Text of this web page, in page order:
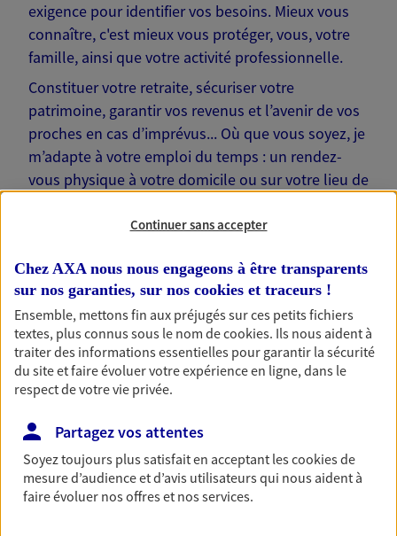
exigence pour identifier vos besoins. Mieux vous
connaître, c'est mieux vous protéger, vous, votre
famille, ainsi que votre activité professionnelle.
Constituer votre retraite, sécuriser votre
patrimoine, garantir vos revenus et l’avenir de vos
proches en cas d’imprévus... Où que vous soyez, je
m’adapte à votre emploi du temps : un rendez-
vous physique à votre domicile ou sur votre lieu de
Nos offres phares
Épargne
Réalisez vos projets grâce à votre épargne : achat
immobilier, études des enfants ou voyage autour
du monde… Épargnez à votre rythme et
simplement, selon votre profil.
Continuer sans accepter
Chez AXA nous nous engageons à être transparents
sur nos garanties, sur nos cookies et traceurs !
Ensemble, mettons fin aux préjugés sur ces petits fichiers
textes, plus connus sous le nom decookies. Ils nous aident à
traiter des informations essentielles pour garantir la sécurité
du site et faire évoluer votre expérience en ligne, dans le
respect de votre vie privée.
Partagez vos attentes
Soyez toujours plus satisfait en acceptant lescookiesde
mesure d’audience et d’avis utilisateurs qui nous aident à
faire évoluer nos offres et nos services.